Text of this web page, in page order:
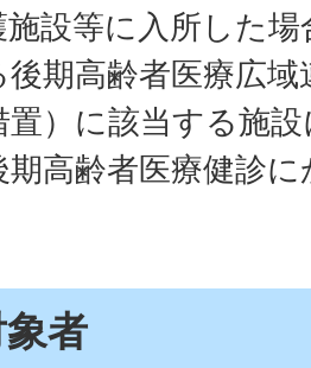
施設等に入所した
期高齢者医療広
置）に該当する施
高齢者医療健診
者